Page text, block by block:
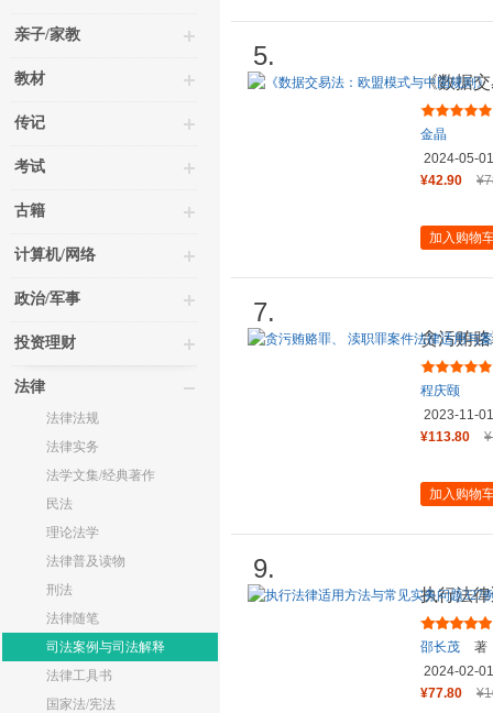
亲子/家教
教材
传记
考试
古籍
计算机/网络
政治/军事
投资理财
法律
法律法规
法律实务
法学文集/经典著作
民法
理论法学
法律普及读物
刑法
法律随笔
司法案例与司法解释
法律工具书
国家法/宪法
5.
《数据
（数据
金晶
2024-05-01
¥42.90
加入购物
7.
贪污贿
指导
程庆颐
2023-11-01
¥113.80
加入购物
9.
执行法
邵长茂
著
2024-02-01
¥77.80